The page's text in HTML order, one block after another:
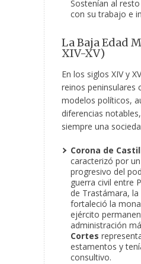
Sostenían al
con su trabajo e
La Baja Edad
XIV-XV)
En los siglos XIV y
reinos peninsulares
modelos políticos,
diferencias
siempre una
Corona de
caracterizó por
progresivo del
guerra civil entre
de Trastámara,
fortaleció la
ejército
administración
Cortes
estamentos y
consultivo.